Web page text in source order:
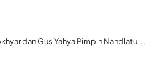
dan Gus Yahya Pimpin Nahdlatul Ulama